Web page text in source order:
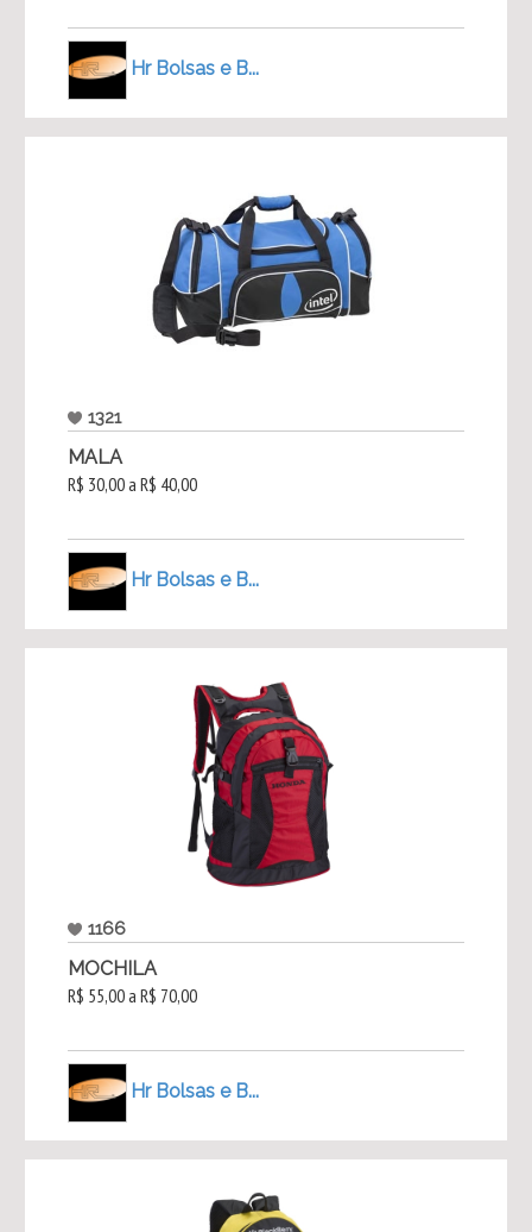
Hr Bolsas e B...
1321
MALA
R$ 30,00 a R$ 40,00
Hr Bolsas e B...
1166
MOCHILA
R$ 55,00 a R$ 70,00
Hr Bolsas e B...